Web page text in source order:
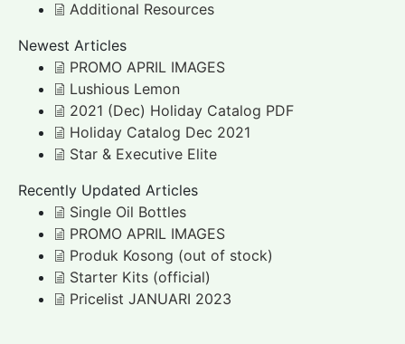
Additional Resources
Newest Articles
PROMO APRIL IMAGES
Lushious Lemon
2021 (Dec) Holiday Catalog PDF
Holiday Catalog Dec 2021
Star & Executive Elite
Recently Updated Articles
Single Oil Bottles
PROMO APRIL IMAGES
Produk Kosong (out of stock)
Starter Kits (official)
Pricelist JANUARI 2023